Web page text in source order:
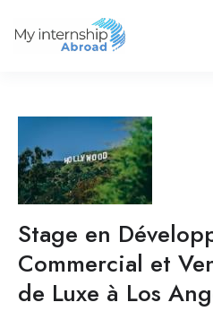
Stage en
Commercial et
de Luxe à Los